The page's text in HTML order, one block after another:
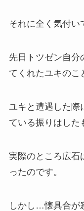
それに全く気付い
先日トツゼン自分
てくれたユキのこ
ユキと遭遇した際
ている振りはした
実際のところ広石
ったのです。
しかし…懐具合が